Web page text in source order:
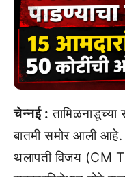
चेन्नई :
बातमी समोर आली
थलापती विजय (CM